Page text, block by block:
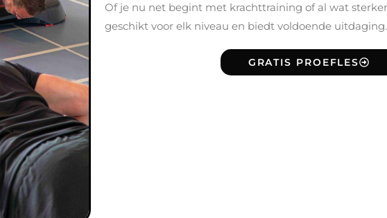
Of je nu net begint met krachttraining of al wat
geschikt voor elk niveau en biedt voldoende uitdaging.
GRATIS PROEFLES